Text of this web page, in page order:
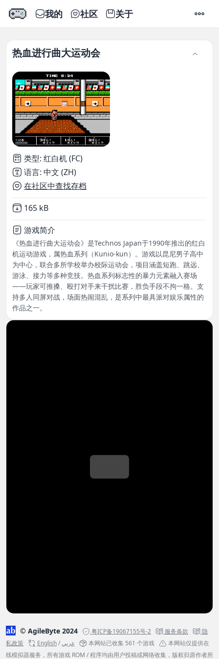
我的 社区 关于 设置
热血进行曲大运动会
类型: 红白机 (FC)
语言: 中文 (ZH)
在社区中查找存档
Not downloaded
165 kB
游戏简介
《热血进行曲大运动会》是Technos Japan于1990年推出的红白
机运动游戏，属热血系列（Kunio-kun）。游戏以昆尼男子高中
为中心，联合多所学校举办校际运动会，项目涵盖短跑、跳远、
游泳、接力等多种竞技。热血系列标志性的暴力元素融入赛场
——玩家可推搡、殴打对手来干扰比赛，胜负手段不拘一格。支
持多人同屏对战，场面热闹混乱，是系列中最具派对娱乐属性的
作品之一。
© AgileByte 2024 粤ICP备19067155号-2 服务条款
隐
私政策
English/عربي 本网站已收集 561 个游戏
本网站仅提供在
线模拟器服务，所有游戏 ROM / 程序均由用户投稿或网络收集，版权归原作者所